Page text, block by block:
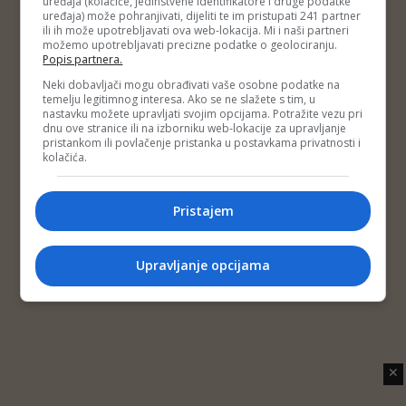
Impressum
Kontakt Marketing
Privatnost korisnika
O nama
✕
uređaja) može pohranjivati, dijeliti te im pristupati 241 partner
ili ih može upotrebljavati ova web-lokacija. Mi i naši partneri
možemo upotrebljavati precizne podatke o geolociranju.
Popis partnera.
Neki dobavljači mogu obrađivati vaše osobne podatke na
temelju legitimnog interesa. Ako se ne slažete s tim, u
nastavku možete upravljati svojim opcijama. Potražite vezu pri
dnu ove stranice ili na izborniku web-lokacije za upravljanje
pristankom ili povlačenje pristanka u postavkama privatnosti i
kolačića.
Pristajem
Upravljanje opcijama